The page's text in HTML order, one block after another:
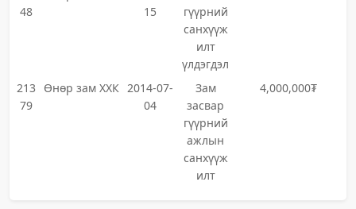
48
15
гүүрний
санхүүж
илт
үлдэгдэл
213
79
Өнөр зам ХХК 2014-07-
04
Зам
засвар
гүүрний
ажлын
санхүүж
илт
4,000,000₮